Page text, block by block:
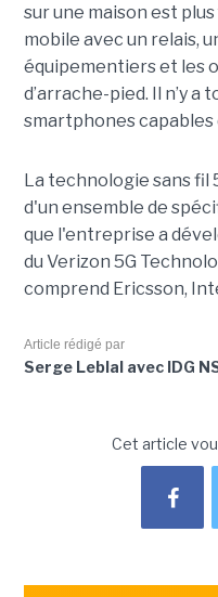
sur une maison est
mobile avec un relais,
équipementiers et les
d’arrache-pied. Il n’y
smartphones
La technologie sans fil
d'un ensemble de
que l'entreprise a
du Verizon 5G
comprend Ericsson,
Article rédigé par
Serge Leblal avec IDG
Cet article